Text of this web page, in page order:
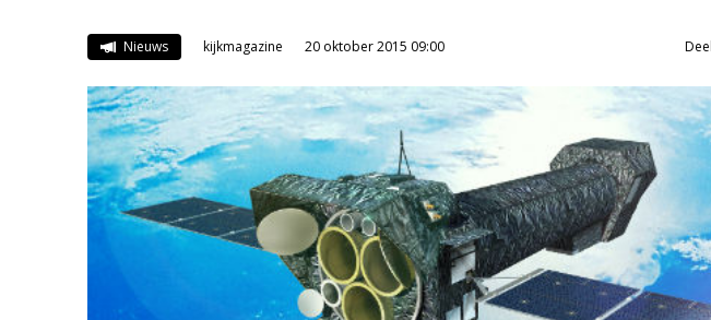
Nieuws kijkmagazine 20 oktober 2015 09:00